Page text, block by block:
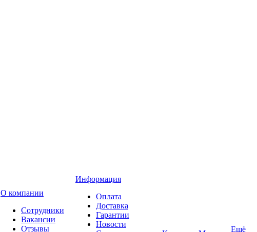
О компании
Сотрудники
Вакансии
Отзывы
Информация
Оплата
Доставка
Гарантии
Новости
Ещё